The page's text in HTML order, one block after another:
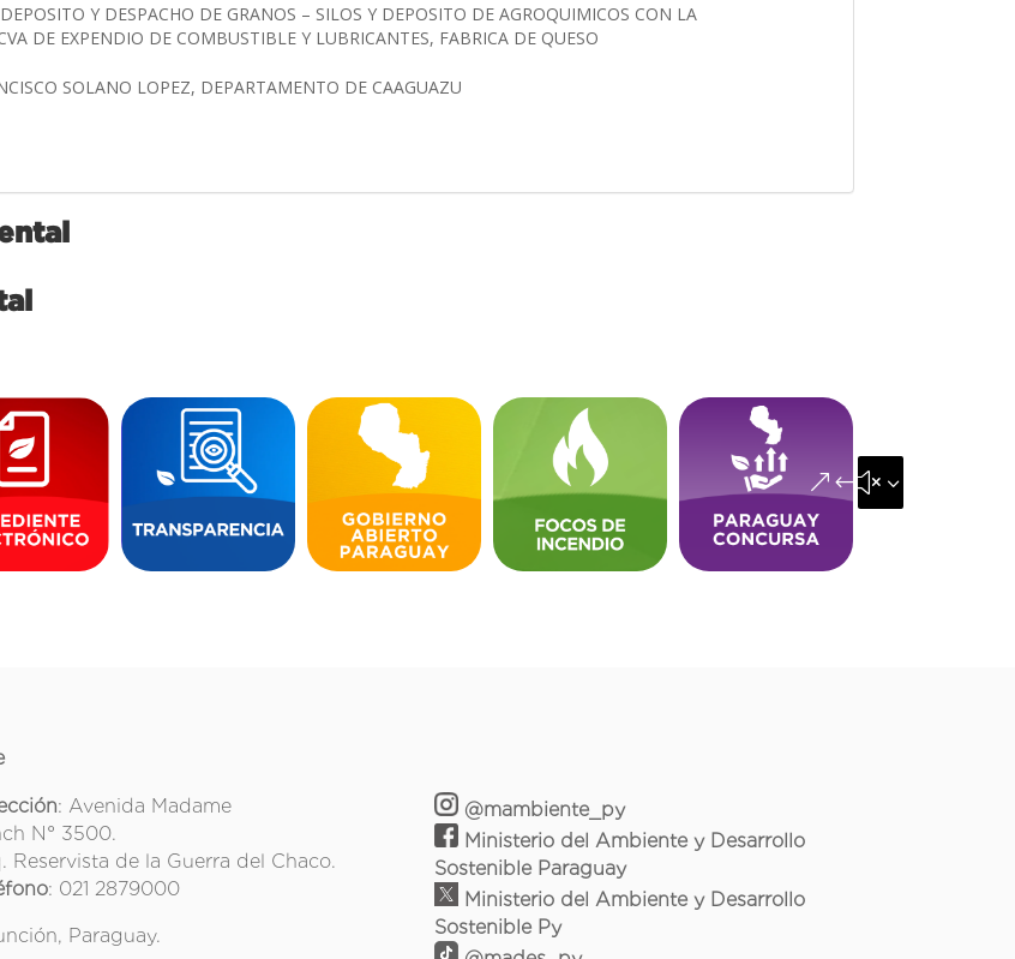
Y DESPACHO DE GRANOS – SILOS Y DEPOSITO DE AGROQUIMICOS CON LA
DE EXPENDIO DE COMBUSTIBLE Y LUBRICANTES, FABRICA DE QUESO
SOLANO LOPEZ, DEPARTAMENTO DE CAAGUAZU
&#x35;
: Avenida Madame
N° 3500.
Reservista de la Guerra del Chaco.
: 021 2879000
Paraguay.
@mambiente_py
Ministerio del Ambiente y Desarrollo
Sostenible Paraguay
Ministerio del Ambiente y Desarrollo
Sostenible Py